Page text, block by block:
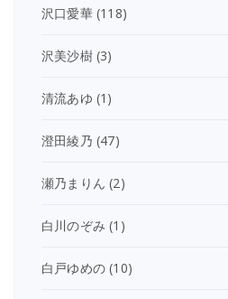
沢口愛華(118)
沢美沙樹(3)
清流あゆ (1)
澄田綾乃 (47)
瀬乃まりん (2)
白川のぞみ (1)
白戸ゆめの (10)